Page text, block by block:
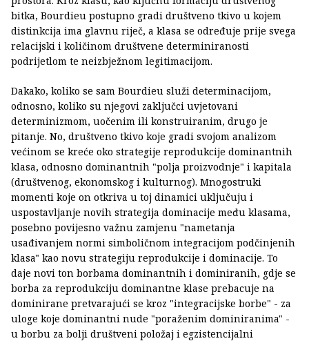
bitka, Bourdieu postupno gradi društveno tkivo u kojem
distinkcija ima glavnu riječ, a klasa se određuje prije svega
relacijski i količinom društvene determiniranosti
podrijetlom te neizbježnom legitimacijom.
Dakako, koliko se sam Bourdieu služi determinacijom,
odnosno, koliko su njegovi zaključci uvjetovani
determinizmom, uočenim ili konstruiranim, drugo je
pitanje. No, društveno tkivo koje gradi svojom analizom
većinom se kreće oko strategije reprodukcije dominantnih
klasa, odnosno dominantnih "polja proizvodnje" i kapitala
(društvenog, ekonomskog i kulturnog). Mnogostruki
momenti koje on otkriva u toj dinamici uključuju i
uspostavljanje novih strategija dominacije među klasama,
posebno povijesno važnu zamjenu "nametanja
usađivanjem normi simboličnom integracijom podčinjenih
klasa" kao novu strategiju reprodukcije i dominacije. To
daje novi ton borbama dominantnih i dominiranih, gdje se
borba za reprodukciju dominantne klase prebacuje na
dominirane pretvarajući se kroz "integracijske borbe" - za
uloge koje dominantni nude "poraženim dominiranima" -
u borbu za bolji društveni položaj i egzistencijalni